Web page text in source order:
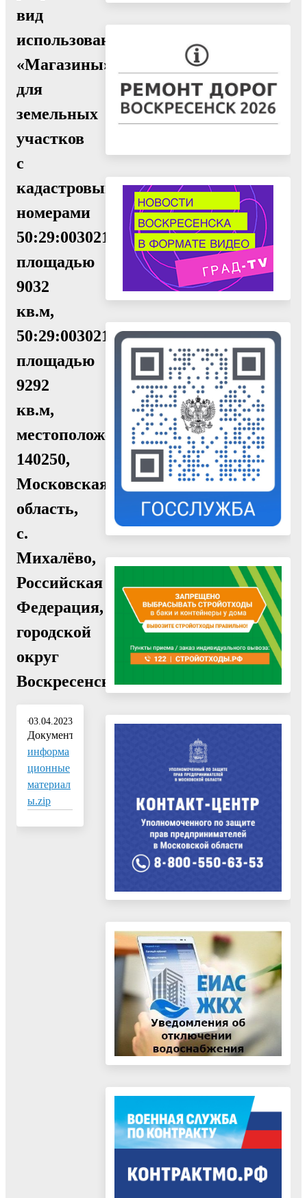
вид
использования
«Магазины»
для
земельных
участков
с
кадастровыми
номерами
50:29:0030214:2876,
площадью
9032
кв.м,
50:29:0030214:2877
площадью
9292
кв.м,
местоположение:
140250,
Московская
область,
с.
Михалёво,
Российская
Федерация,
городской
округ
Воскресенск"
03.04.2023
Документ:
информа
ционные
материал
ы.zip